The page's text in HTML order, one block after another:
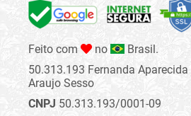
Feito com no
Brasil.
50.313.193 Fernanda
Araujo Sesso
CNPJ 50.313.193/0001-09